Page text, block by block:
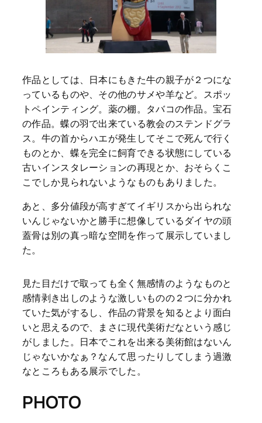
作品としては、日本にもきた牛の親子が２つにな
っているものや、その他のサメや羊など。スポッ
トペインティング。薬の棚。タバコの作品。宝石
の作品。蝶の羽で出来ている教会のステンドグラ
ス。牛の首からハエが発生してそこで死んで行く
ものとか、蝶を完全に飼育できる状態にしている
古いインスタレーションの再現とか、おそらくこ
こでしか見られないようなものもありました。
あと、多分値段が高すぎてイギリスから出られな
いんじゃないかと勝手に想像しているダイヤの頭
蓋骨は別の真っ暗な空間を作って展示していまし
た。
見た目だけで取っても全く無感情のようなものと
感情剥き出しのような激しいものの２つに分かれ
ていた気がするし、作品の背景を知るとより面白
いと思えるので、まさに現代美術だなという感じ
がしました。日本でこれを出来る美術館はないん
じゃないかなぁ？なんて思ったりしてしまう過激
なところもある展示でした。
PHOTO